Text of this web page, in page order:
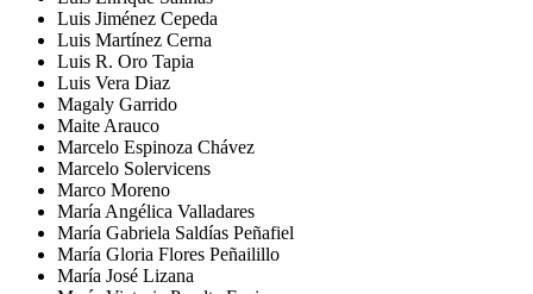
Luis Jiménez Cepeda
Luis Martínez Cerna
Luis R. Oro Tapia
Luis Vera Diaz
Magaly Garrido
Maite Arauco
Marcelo Espinoza Chávez
Marcelo Solervicens
Marco Moreno
María Angélica Valladares
María Gabriela Saldías Peñafiel
María Gloria Flores Peñailillo
María José Lizana